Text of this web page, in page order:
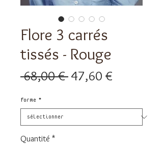
Flore 3 carrés
tissés - Rouge
68,00 € Prix
47,60 €
forme *
Quantité *